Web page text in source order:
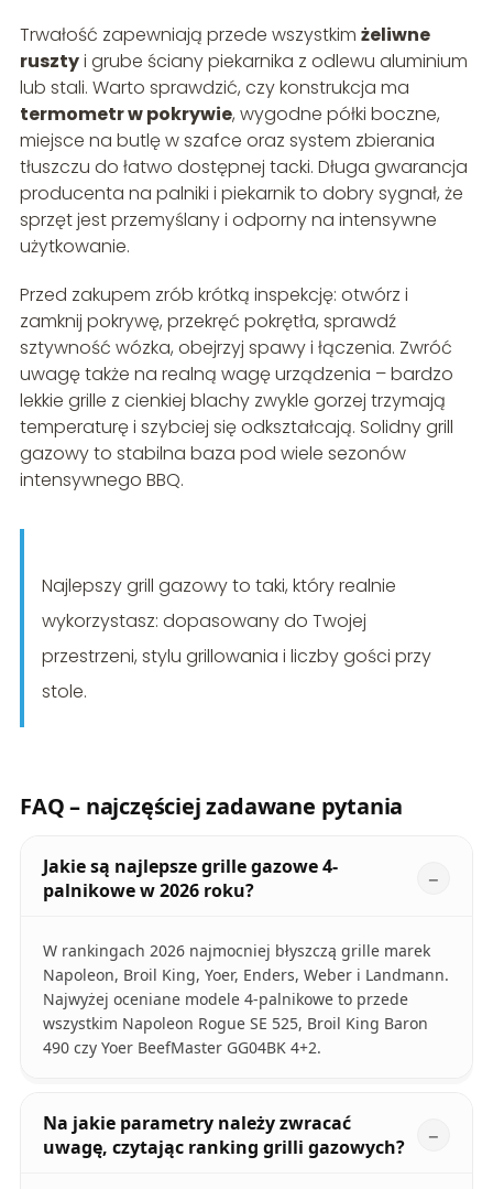
Trwałość zapewniają przede wszystkim żeliwne
rusztyi grube ściany piekarnika z odlewu aluminium
lub stali. Warto sprawdzić, czy konstrukcja ma
termometr w pokrywie, wygodne półki boczne,
miejsce na butlę w szafce oraz system zbierania
tłuszczu do łatwo dostępnej tacki. Długa gwarancja
producenta na palniki i piekarnik to dobry sygnał, że
sprzęt jest przemyślany i odporny na intensywne
użytkowanie.
Przed zakupem zrób krótką inspekcję: otwórz i
zamknij pokrywę, przekręć pokrętła, sprawdź
sztywność wózka, obejrzyj spawy i łączenia. Zwróć
uwagę także na realną wagę urządzenia – bardzo
lekkie grille z cienkiej blachy zwykle gorzej trzymają
temperaturę i szybciej się odkształcają. Solidny grill
gazowy to stabilna baza pod wiele sezonów
intensywnego BBQ.
Najlepszy grill gazowy to taki, który realnie
wykorzystasz: dopasowany do Twojej
przestrzeni, stylu grillowania i liczby gości przy
stole.
FAQ – najczęściej zadawane pytania
Jakie są najlepsze grille gazowe 4-
palnikowe w 2026 roku?
W rankingach 2026 najmocniej błyszczą grille marek
Napoleon, Broil King, Yoer, Enders, Weber i Landmann.
Najwyżej oceniane modele 4-palnikowe to przede
wszystkim Napoleon Rogue SE 525, Broil King Baron
490 czy Yoer BeefMaster GG04BK 4+2.
Na jakie parametry należy zwracać
uwagę, czytając ranking grilli gazowych?